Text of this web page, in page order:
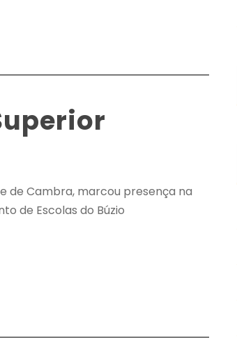
de Cambra, marcou presença na
de Escolas do Búzio